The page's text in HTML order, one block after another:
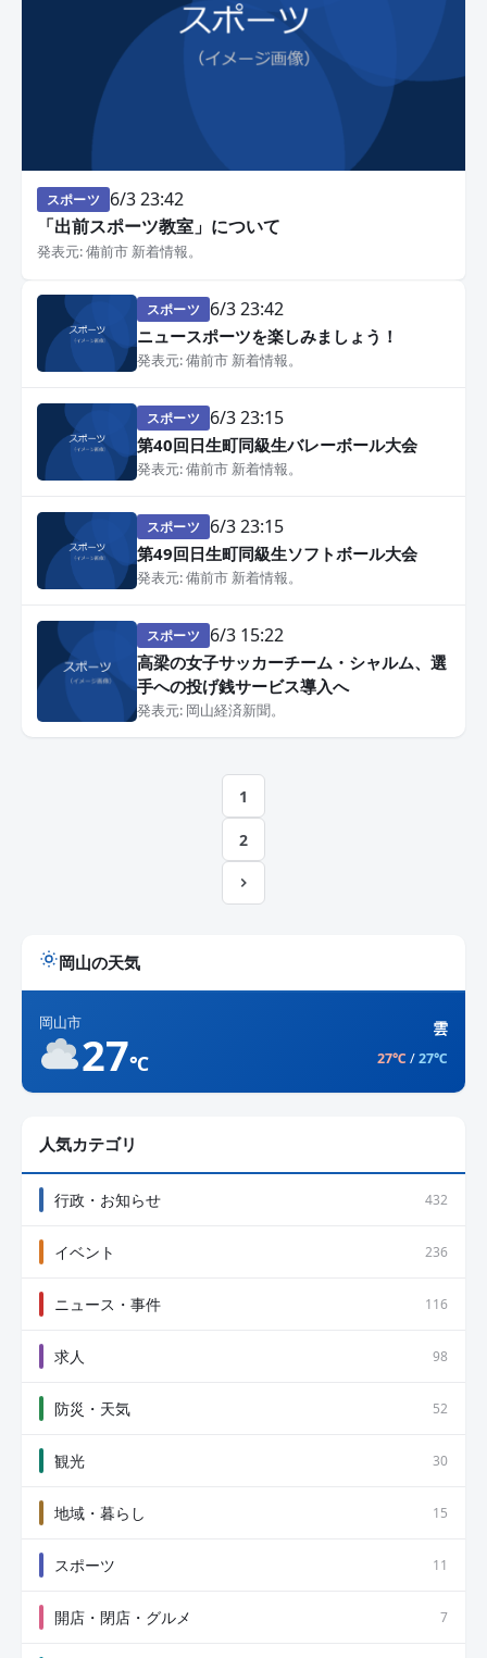
スポーツ
6/3 23:42
「出前スポーツ教室」について
発表元: 備前市 新着情報。
スポーツ 6/3 23:42
ニュースポーツを楽しみましょう！
発表元: 備前市 新着情報。
スポーツ 6/3 23:15
第40回日生町同級生バレーボール大会
発表元: 備前市 新着情報。
スポーツ 6/3 23:15
第49回日生町同級生ソフトボール大会
発表元: 備前市 新着情報。
スポーツ 6/3 15:22
高梁の女子サッカーチーム・シャルム、選
手への投げ銭サービス導入へ
発表元: 岡山経済新聞。
投
稿
の
り
1
2
岡山の天気
岡山市
27℃
雲
27℃ /27℃
人気カテゴリ
行政・お知らせ 432
イベント 236
ニュース・事件 116
求人 98
防災・天気 52
観光 30
地域・暮らし 15
スポーツ 11
開店・閉店・グルメ 7